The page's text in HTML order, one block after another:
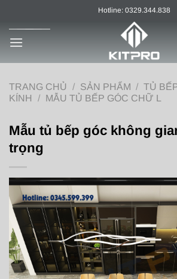
nội
Hotline: 0329.344.838
TRANG CHỦ / SẢN PHẨM / TỦ
KÍNH
/ MẪU TỦ BẾP GÓC CHỮ L
Mẫu tủ bếp góc không
trọng